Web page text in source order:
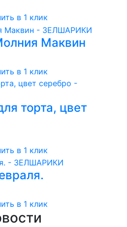
в 1 клик
Маквин
в 1 клик
торта, цвет
в 1 клик
в 1 клик